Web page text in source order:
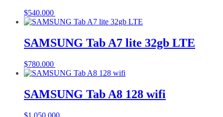
$540.000
SAMSUNG Tab A7 lite 32gb LTE
$780.000
SAMSUNG Tab A8 128 wifi
$1.050.000